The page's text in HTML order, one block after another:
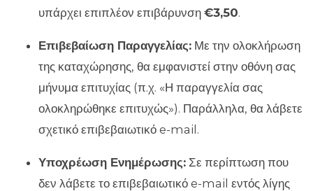
υπάρχει επιπλέον επιβάρυνση €3,50.
Επιβεβαίωση Παραγγελίας: Με την ολοκλήρωση
της καταχώρησης, θα εμφανιστεί στην οθόνη σας
μήνυμα επιτυχίας (π.χ. «Η παραγγελία σας
ολοκληρώθηκε επιτυχώς»). Παράλληλα, θα λάβετε
σχετικό επιβεβαιωτικό e-mail.
Υποχρέωση Ενημέρωσης: Σε περίπτωση που
δεν λάβετε το επιβεβαιωτικό e-mail εντός λίγης